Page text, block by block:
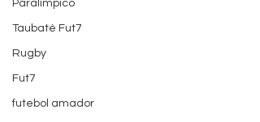
Paralímpico
Taubaté Fut7
Rugby
Fut7
futebol amador